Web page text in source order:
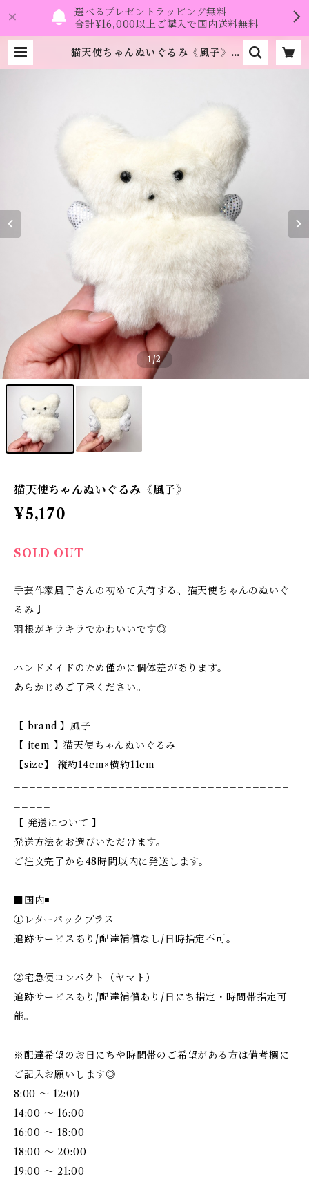
選べるプレゼントラッピング無料
合計¥16,000以上ご購入で国内送料無料
猫天使ちゃんぬいぐるみ《風子》 |
1/2
猫天使ちゃんぬいぐるみ《風子》
¥5,170
SOLD OUT
手芸作家風子さんの初めて入荷する、猫天使ちゃんのぬいぐ
るみ♩
羽根がキラキラでかわいいです◎
ハンドメイドのため僅かに個体差があります。
あらかじめご了承ください。
【 brand 】風子
【 item 】猫天使ちゃんぬいぐるみ
【size】 縦約14cm×横約11cm
【 発送について 】
発送方法をお選びいただけます。
ご注文完了から48時間以内に発送します。
■国内◾️
①レターパックプラス
追跡サービスあり/配達補償なし/日時指定不可。
②宅急便コンパクト（ヤマト）
追跡サービスあり/配達補償あり/日にち指定・時間帯指定可
能。
※配達希望のお日にちや時間帯のご希望がある方は備考欄に
ご記入お願いします◎
8:00 ～ 12:00
14:00 ～ 16:00
16:00 ～ 18:00
18:00 ～ 20:00
19:00 ～ 21:00